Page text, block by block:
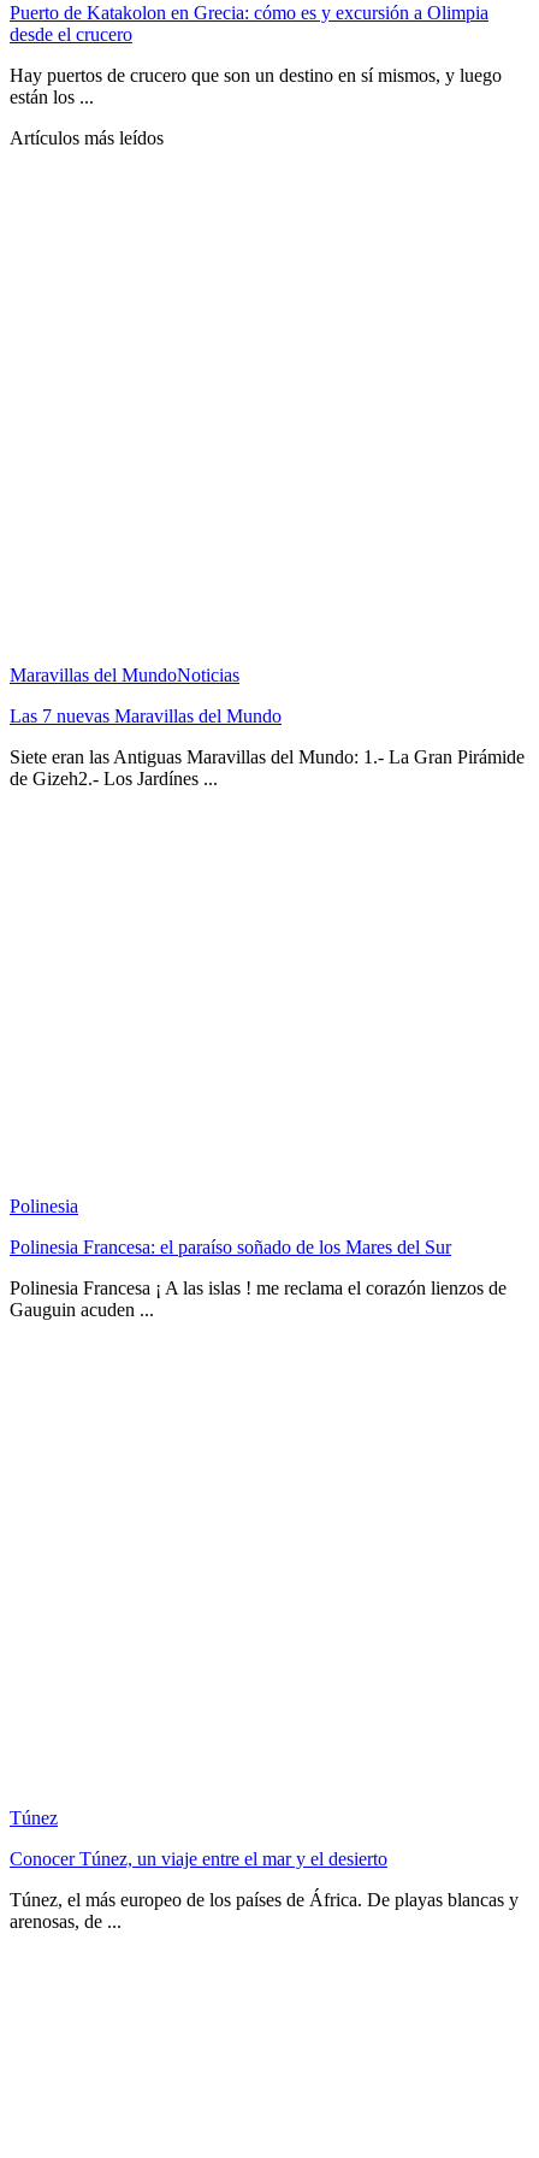
Puerto de Katakolon en Grecia: cómo es y excursión a Olimpia
desde el crucero
Hay puertos de crucero que son un destino en sí mismos, y luego
están los ...
Artículos más leídos
Maravillas del MundoNoticias
Las 7 nuevas Maravillas del Mundo
Siete eran las Antiguas Maravillas del Mundo: 1.- La Gran Pirámide
de Gizeh2.- Los Jardínes ...
Polinesia
Polinesia Francesa: el paraíso soñado de los Mares del Sur
Polinesia Francesa ¡ A las islas ! me reclama el corazón lienzos de
Gauguin acuden ...
Túnez
Conocer Túnez, un viaje entre el mar y el desierto
Túnez, el más europeo de los países de África. De playas blancas y
arenosas, de ...